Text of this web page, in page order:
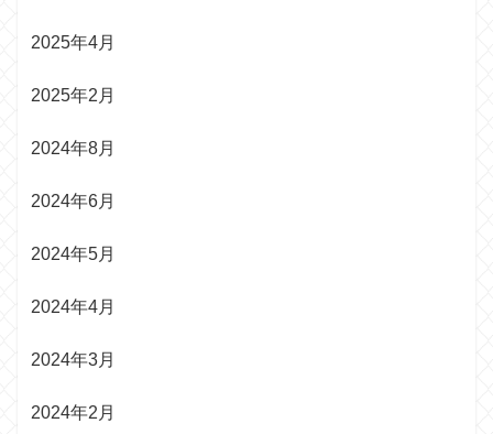
2025年4月
2025年2月
2024年8月
2024年6月
2024年5月
2024年4月
2024年3月
2024年2月